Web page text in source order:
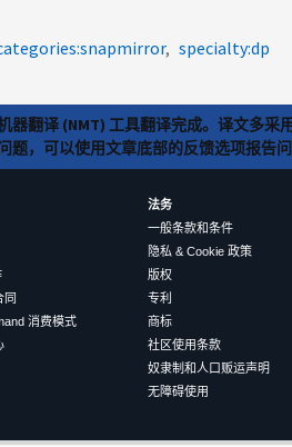
specialty:dp
翻译 (NMT) 工具翻译完成。译文多
，可以使用文章底部的反馈选项报告问
同
消费模式
法务
一般条款和条件
隐私 & Cookie 政策
版权
专利
商标
社区使用条款
奴隶制和人口贩运声明
无障碍使用